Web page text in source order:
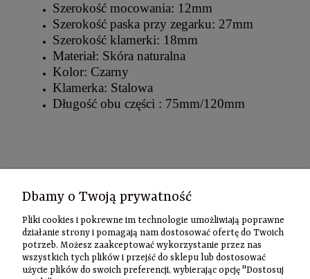
Szerokość mocowania: 12mm
Szerokość paska przy zegarku: 27mm
Szerokość klamerki: 18mm
Materiał: Skóra naturalna
Kolor: Czarny
Klamerka: Stalowa
Długość obu części : 75mm/120mm
Szybki
kontakt
Zamówienia
Dbamy o Twoją prywatność
Pliki cookies i pokrewne im technologie umożliwiają poprawne
działanie strony i pomagają nam dostosować ofertę do Twoich
potrzeb. Możesz zaakceptować wykorzystanie przez nas
wszystkich tych plików i przejść do sklepu lub dostosować
użycie plików do swoich preferencji, wybierając opcję "Dostosuj